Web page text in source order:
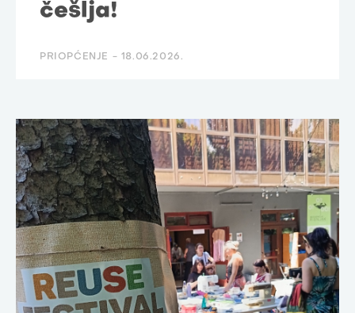
češlja!
PRIOPĆENJE - 18.06.2026.